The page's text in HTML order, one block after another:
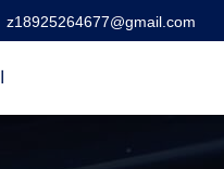
z18925264677@gmail.com